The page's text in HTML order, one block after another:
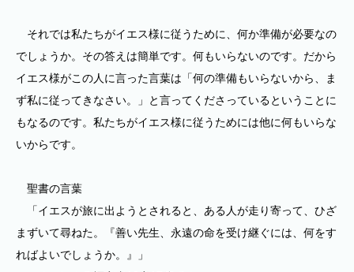
それでは私たちがイエス様に従うために、何か準備が必要なの
でしょうか。その答えは簡単です。何もいらないのです。だから
イエス様がこの人に言った言葉は「何の準備もいらないから、ま
ず私に従ってきなさい。」と言ってくださっているということに
もなるのです。私たちがイエス様に従うためには他に何もいらな
いからです。
聖書の言葉
「イエスが旅に出ようとされると、ある人が走り寄って、ひざ
まずいて尋ねた。『善い先生、永遠の命を受け継ぐには、何をす
ればよいでしょうか。』」